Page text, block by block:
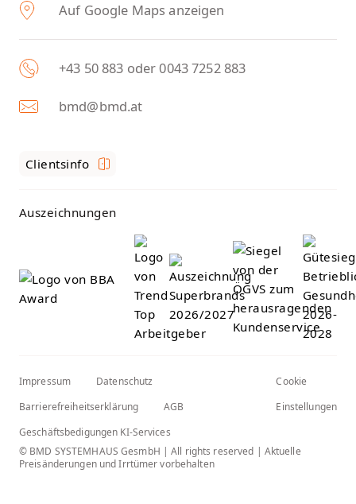
Auf Google Maps anzeigen
+43 50 883 oder 0043 7252 883
bmd@bmd.at
Clientsinfo
Auszeichnungen
Impressum
Datenschutz
Barrierefreiheitserklärung
AGB
Geschäftsbedigungen KI-Services
Cookie
Einstellungen
© BMD SYSTEMHAUS GesmbH | All rights reserved | Aktuelle
Preisänderungen und Irrtümer vorbehalten